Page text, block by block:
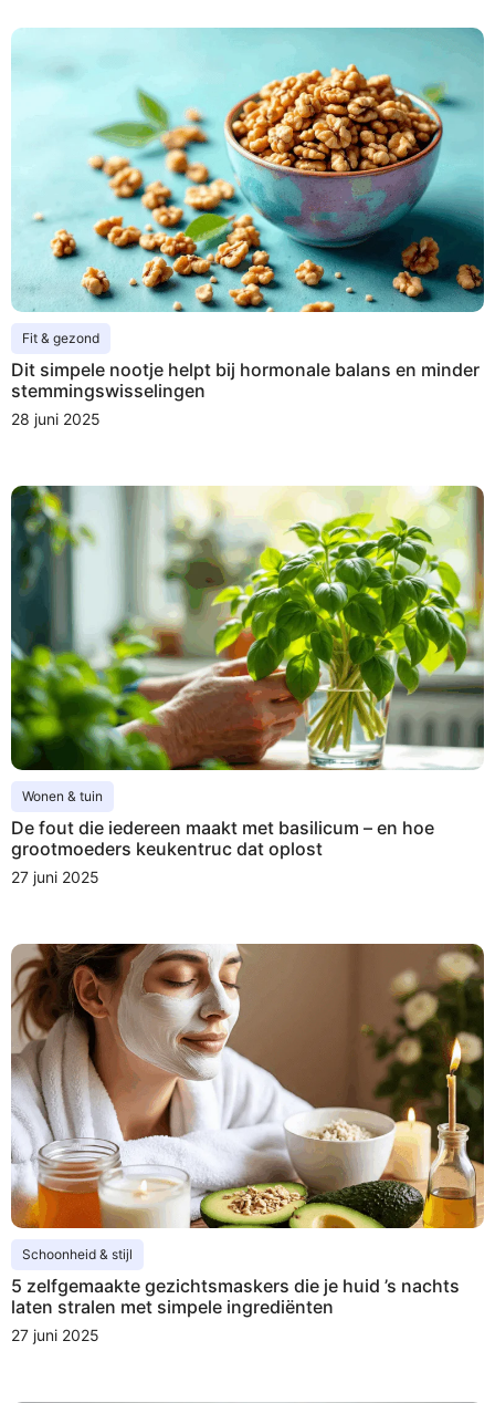
Fit & gezond
Dit simpele nootje helpt bij hormonale balans en minder
stemmingswisselingen
28 juni 2025
Wonen & tuin
De fout die iedereen maakt met basilicum – en hoe
grootmoeders keukentruc dat oplost
27 juni 2025
Schoonheid & stijl
5 zelfgemaakte gezichtsmaskers die je huid ’s nachts
laten stralen met simpele ingrediënten
27 juni 2025